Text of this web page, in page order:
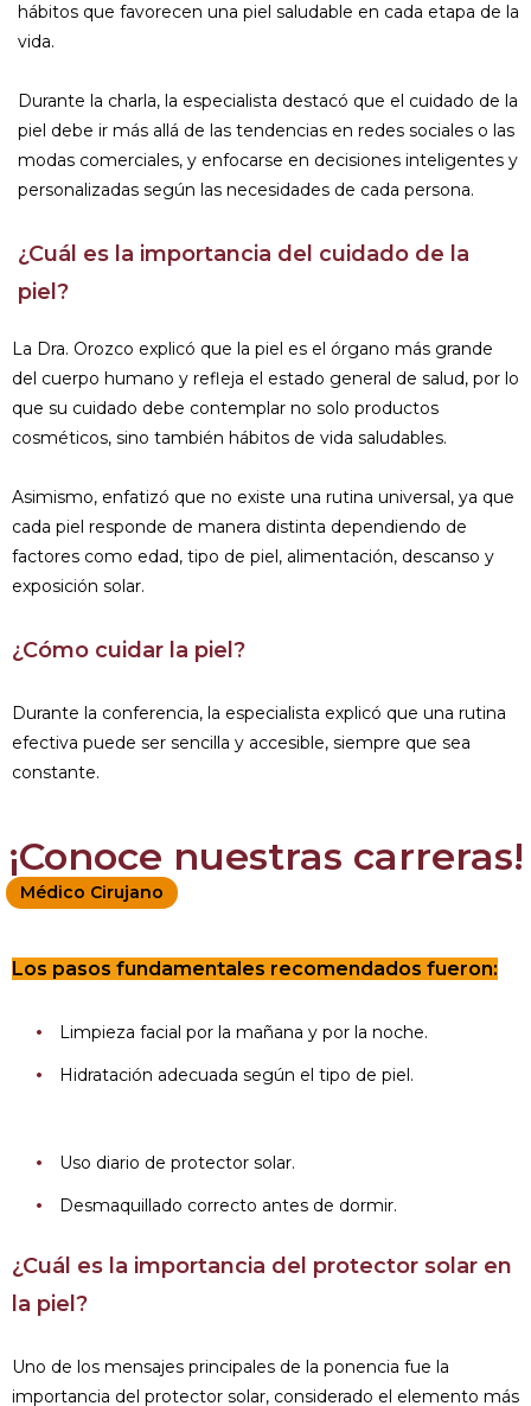
hábitos que favorecen una piel saludable en cada etapa de la
vida.
Durante la charla, la especialista destacó que el cuidado de la
piel debe ir más allá de las tendencias en redes sociales o las
modas comerciales, y enfocarse en decisiones inteligentes y
personalizadas según las necesidades de cada persona.
¿Cuál es la importancia del cuidado de la
piel?
La Dra. Orozco explicó que la piel es el órgano más grande
del cuerpo humano y refleja el estado general de salud, por lo
que su cuidado debe contemplar no solo productos
cosméticos, sino también hábitos de vida saludables.
Asimismo, enfatizó que no existe una rutina universal, ya que
cada piel responde de manera distinta dependiendo de
factores como edad, tipo de piel, alimentación, descanso y
exposición solar.
¿Cómo cuidar la piel?
Durante la conferencia, la especialista explicó que una rutina
efectiva puede ser sencilla y accesible, siempre que sea
constante.
¡Conoce nuestras carreras!
Médico Cirujano
Los pasos fundamentales recomendados fueron:
Limpieza facial por la mañana y por la noche.
Hidratación adecuada según el tipo de piel.
Uso diario de protector solar.
Desmaquillado correcto antes de dormir.
¿Cuál es la importancia del protector solar en
la piel?
Uno de los mensajes principales de la ponencia fue la
importancia del protector solar, considerado el elemento más